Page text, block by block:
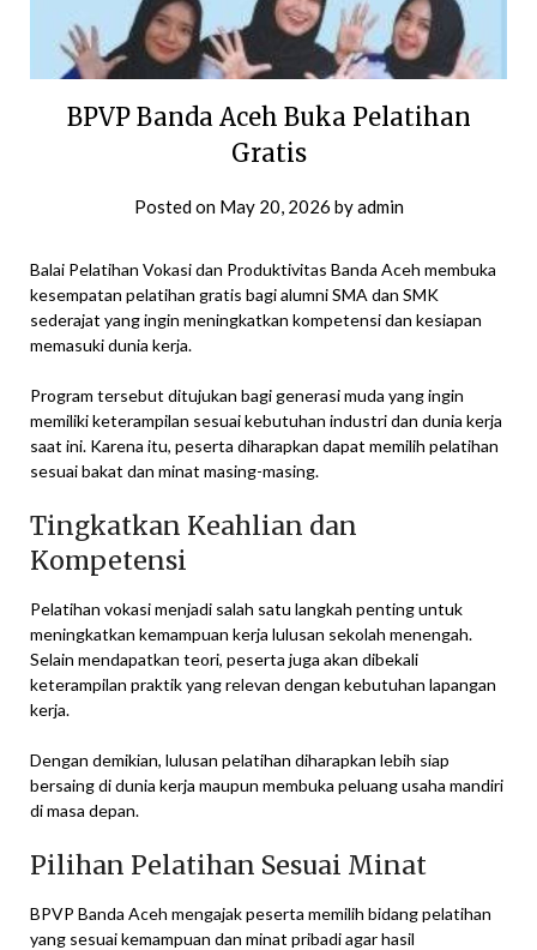
BPVP Banda Aceh Buka Pelatihan
Gratis
Posted on May 20, 2026 byadmin
Balai Pelatihan Vokasi dan Produktivitas Banda Aceh membuka
kesempatan pelatihan gratis bagi alumni SMA dan SMK
sederajat yang ingin meningkatkan kompetensi dan kesiapan
memasuki dunia kerja.
Program tersebut ditujukan bagi generasi muda yang ingin
memiliki keterampilan sesuai kebutuhan industri dan dunia kerja
saat ini. Karena itu, peserta diharapkan dapat memilih pelatihan
sesuai bakat dan minat masing-masing.
Tingkatkan Keahlian dan
Kompetensi
Pelatihan vokasi menjadi salah satu langkah penting untuk
meningkatkan kemampuan kerja lulusan sekolah menengah.
Selain mendapatkan teori, peserta juga akan dibekali
keterampilan praktik yang relevan dengan kebutuhan lapangan
kerja.
Dengan demikian, lulusan pelatihan diharapkan lebih siap
bersaing di dunia kerja maupun membuka peluang usaha mandiri
di masa depan.
Pilihan Pelatihan Sesuai Minat
BPVP Banda Aceh mengajak peserta memilih bidang pelatihan
yang sesuai kemampuan dan minat pribadi agar hasil